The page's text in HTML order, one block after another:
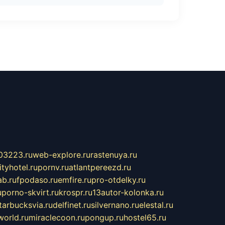
web-explore.rurastenuya.ru
pornv.ruatlantpereezd.ru
fpodaso.ruemfire.rupro-otdelky.ru
porno-skvirt.rukrospr.ru13autor-kolonka.ru
delfinet.rusilvernano.ruelestal.ru
miraclecoon.rupongup.ruhostel65.ru